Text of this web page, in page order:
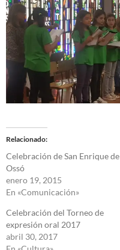
Relacionado
Celebración de San Enrique de
Ossó
enero 19, 2015
En «Comunicación»
Celebración del Torneo de
expresión oral 2017
abril 30, 2017